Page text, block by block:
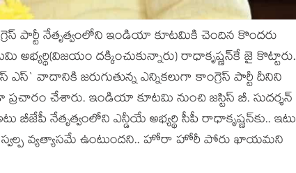
పార్టీ నేతృత్వంలోని ఇండియా కూట‌మికి చెందిన కొంద‌రు
ద‌క్కించుకున్నారు) రాధాకృష్ణ‌న్‌కే జై కొట్టారు.
వాదానికి జ‌రుగుతున్న ఎన్నిక‌లుగా కాంగ్రెస్ పార్టీ దీనిని
చేశారు. ఇండియా కూట‌మి నుంచి జ‌స్టిస్ బీ. సుద‌ర్శ‌న్
బీజేపీ నేతృత్వంలోని ఎన్డీయే అభ్య‌ర్థి సీపీ రాధాకృష్ణ‌న్‌కు.. ఇటు
స్వ‌ల్ప వ్య‌త్యాస‌మే ఉంటుంద‌ని.. హోరా హోరీ పోరు ఖాయ‌మ‌ని